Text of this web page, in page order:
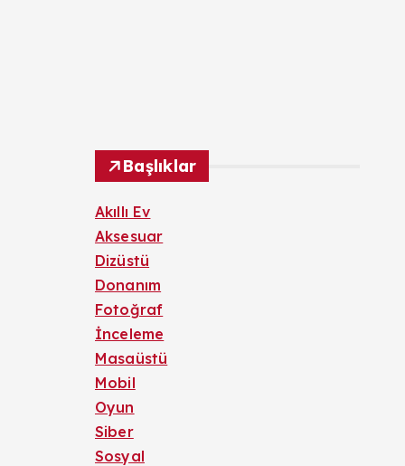
Başlıklar
Akıllı Ev
Aksesuar
Dizüstü
Donanım
Fotoğraf
İnceleme
Masaüstü
Mobil
Oyun
Siber
Sosyal